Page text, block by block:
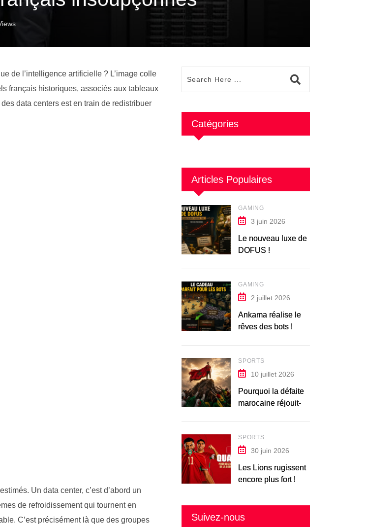
de l’intelligence artificielle ? L’image colle
français historiques, associés aux tableaux
data centers est en train de redistribuer
Un data center, c’est d’abord un
de refroidissement qui tournent en
C’est précisément là que des groupes
Catégories
Articles Populaires
GAMING
3 juin 2026
Le nouveau luxe de
DOFUS !
GAMING
2 juillet 2026
Ankama réalise le
rêves des bots !
SPORTS
10 juillet 2026
Pourquoi la défaite
marocaine réjouit-
SPORTS
30 juin 2026
Les Lions rugissent
encore plus fort !
Suivez-nous